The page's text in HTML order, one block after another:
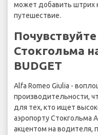
может добавить штрих
путешествие.
Стокгольма
BUDGET
Alfa Romeo Giulia -
производительности,
для тех, кто ищет
аэропорту Стокгольма
акцентом на водителя,